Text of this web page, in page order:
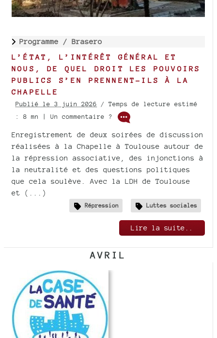
Programme / Brasero
L’ÉTAT, L’INTÉRÊT GÉNÉRAL ET
NOUS, DE QUEL DROIT LES POUVOIRS
PUBLICS S’EN PRENNENT-ILS À LA
CHAPELLE
Publié le 3 juin 2026 / Temps de lecture estimé
: 8 mn | Un commentaire ?
Enregistrement de deux soirées de discussion
réalisées à la Chapelle à Toulouse autour de
la répression associative, des injonctions à
la neutralité et des questions politiques
que cela soulève. Avec la LDH de Toulouse
et (...)
Répression Luttes sociales
Lire la suite..
AVRIL